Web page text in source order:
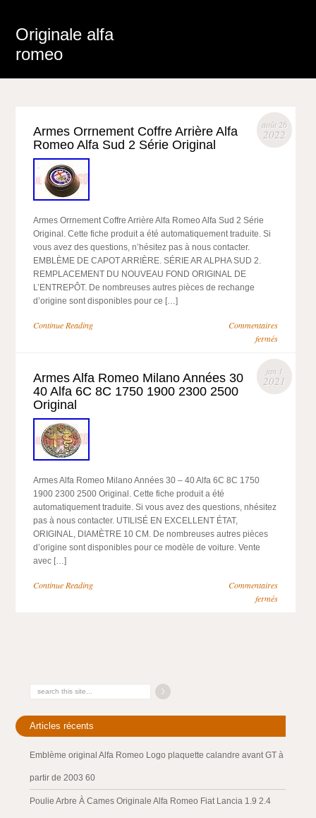
Originale alfa
romeo
août 26
2022
Armes Orrnement Coffre Arrière Alfa
Romeo Alfa Sud 2 Série Original
Armes Orrnement Coffre Arrière Alfa Romeo Alfa Sud 2 Série
Original. Cette fiche produit a été automatiquement traduite. Si
vous avez des questions, n’hésitez pas à nous contacter.
EMBLÈME DE CAPOT ARRIÈRE. SÉRIE AR ALPHA SUD 2.
REMPLACEMENT DU NOUVEAU FOND ORIGINAL DE
L’ENTREPÔT. De nombreuses autres pièces de rechange
d’origine sont disponibles pour ce […]
Continue Reading
Commentaires
fermés
jan 1
2021
Armes Alfa Romeo Milano Années 30
40 Alfa 6C 8C 1750 1900 2300 2500
Original
Armes Alfa Romeo Milano Années 30 – 40 Alfa 6C 8C 1750
1900 2300 2500 Original. Cette fiche produit a été
automatiquement traduite. Si vous avez des questions, nhésitez
pas à nous contacter. UTILISÉ EN EXCELLENT ÉTAT,
ORIGINAL, DIAMÈTRE 10 CM. De nombreuses autres pièces
d’origine sont disponibles pour ce modèle de voiture. Vente
avec […]
Continue Reading
Commentaires
fermés
Articles récents
Emblème original Alfa Romeo Logo plaquette calandre avant GT à
partir de 2003 60
Poulie Arbre À Cames Originale Alfa Romeo Fiat Lancia 1.9 2.4